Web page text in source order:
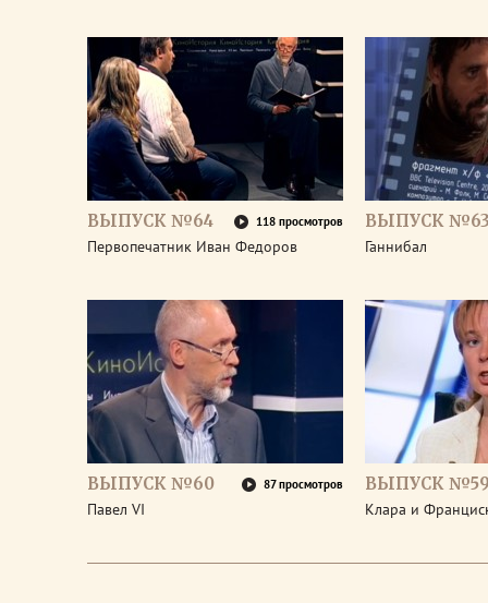
ВЫПУСК №64 118 просмотров
Первопечатник Иван Федоров
ВЫПУСК
Ганнибал
ВЫПУСК №60 87 просмотров
Павел VI
ВЫПУСК
Клара и